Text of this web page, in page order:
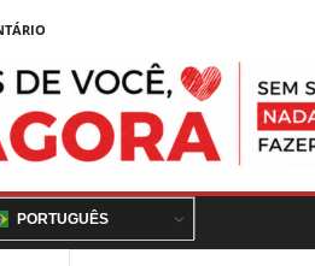
PORTUGUÊS